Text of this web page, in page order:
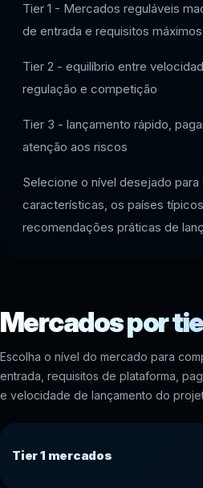
Tier 1 - Mercados reguláveis
de entrada e requisitos máximos
Tier 2 - equilíbrio entre
regulação e competição
Tier 3 - lançamento rápido,
atenção aos riscos
Selecione o nível desejado para
características, os países
recomendações práticas de
Mercados por
Escolha o nível do mercado para
entrada, requisitos de plataforma,
e velocidade de lançamento do
Tier 1 mercados